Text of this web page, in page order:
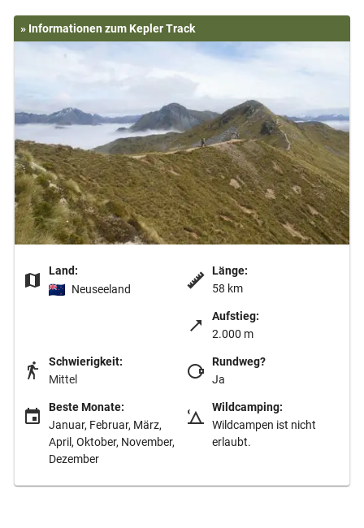
» Informationen zum Kepler Track
Land:
Neuseeland
Länge:
58 km
Aufstieg:
2.000 m
Schwierigkeit:
Mittel
Rundweg?
Ja
Beste Monate:
Januar, Februar, März,
April, Oktober, November,
Dezember
Wildcamping:
Wildcampen ist nicht
erlaubt.